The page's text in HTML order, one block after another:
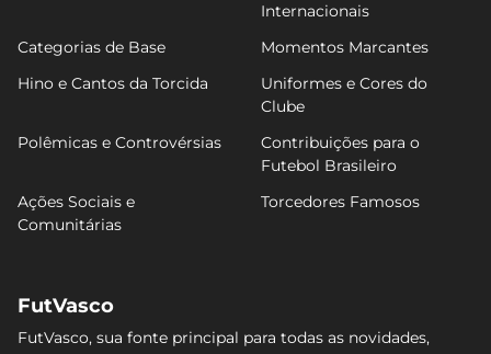
Internacionais
Categorias de Base
Momentos Marcantes
Hino e Cantos da Torcida
Uniformes e Cores do
Clube
Polêmicas e Controvérsias
Contribuições para o
Futebol Brasileiro
Ações Sociais e
Comunitárias
Torcedores Famosos
FutVasco
FutVasco, sua fonte principal para todas as novidades,